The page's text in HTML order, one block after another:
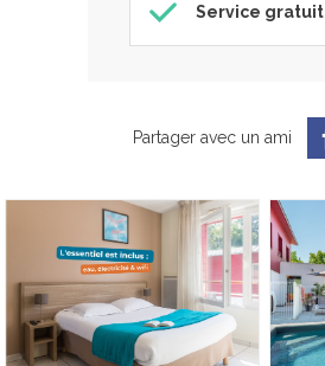
Service gratuit
Partager avec un ami